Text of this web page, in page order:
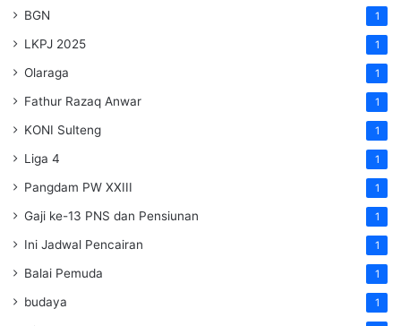
BGN 1
LKPJ 2025 1
Olaraga 1
Fathur Razaq Anwar 1
KONI Sulteng 1
Liga 4 1
Pangdam PW XXIII 1
Gaji ke-13 PNS dan Pensiunan 1
Ini Jadwal Pencairan 1
Balai Pemuda 1
budaya 1